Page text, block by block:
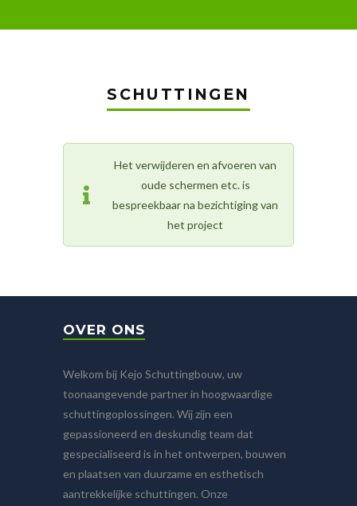
SCHUTTINGEN
Het verwijderen en afvoeren van
oude schermen etc. is
bespreekbaar na bezichtiging van
het project
OVER ONS
Welkom bij Kejo Schuttingbouw, uw
toonaangevende partner in hoogwaardige
schuttingoplossingen. Wij zijn een
gepassioneerd en deskundig team dat
gespecialiseerd is in het ontwerpen, bouwen
en plaatsen van duurzame en esthetisch
aantrekkelijke schuttingen. Onze